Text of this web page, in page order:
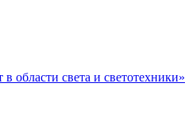
области света и светотехники»